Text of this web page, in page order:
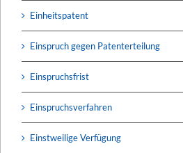
Einheitspatent
Einspruch gegen Patenterteilung
Einspruchsfrist
Einspruchsverfahren
Einstweilige Verfügung